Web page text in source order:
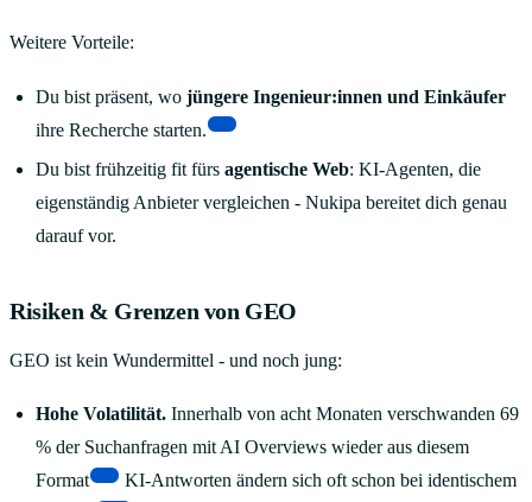
Weitere Vorteile:
Du bist präsent, wojüngere Ingenieur:innen und Einkäufer
ihre Recherche starten.
Du bist frühzeitig fit fürsagentische Web: KI-Agenten, die
eigenständig Anbieter vergleichen - Nukipa bereitet dich genau
darauf vor.
Risiken & Grenzen von GEO
GEO ist kein Wundermittel - und noch jung:
Hohe Volatilität. Innerhalb von acht Monaten verschwanden 69
% der Suchanfragen mit AI Overviews wieder aus diesem
Format
KI-Antworten ändern sich oft schon bei identischem